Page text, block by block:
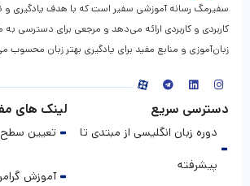
سفیرمگ رسانه آموزشی سفیر است که با هدف یادگیری و
کاربردی و کاربردی ارائه می‌دهد و مرجعی برای دسترسی به
زبان‌آموزی و منابع مفید برای یادگیری بهتر زبان محسوب
دسترسی سریع
دوره زبان انگلیسی از مبتدی تا
پیشرفته
لینک های
تعیین سطح
آموزش